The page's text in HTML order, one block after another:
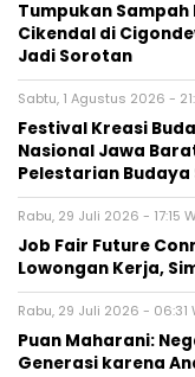
Tumpukan
Cikendal di
Jadi Sorotan
Sabtu, 1 Agustus 2026 -
Festival Kreasi
Nasional Jawa
Pelestarian Budaya
Rabu, 29 Juli 2026 - 17:15
Job Fair Future
Lowongan Kerja,
Rabu, 29 Juli 2026 - 06:31
Puan Maharani:
Generasi karena